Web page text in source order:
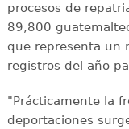
procesos de
89,800
que representa un
registros del año
"Prácticamente la
deportaciones